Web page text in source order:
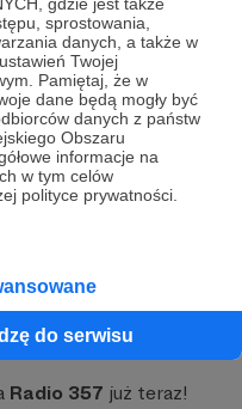
sprostowania,
danych, a także w
Twojej
Pamiętaj, że w
dane będą mogły być
danych z państw
Obszaru
informacje na
w tym celów
polityce prywatności.
do serwisu
4 5 6 »
Patronów!
Radio 357 już teraz!